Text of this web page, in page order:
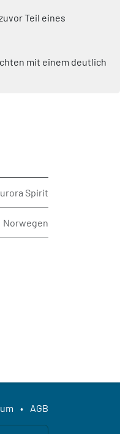
Teil eines
mit einem deutlich
Spirit
Norwegen
• AGB